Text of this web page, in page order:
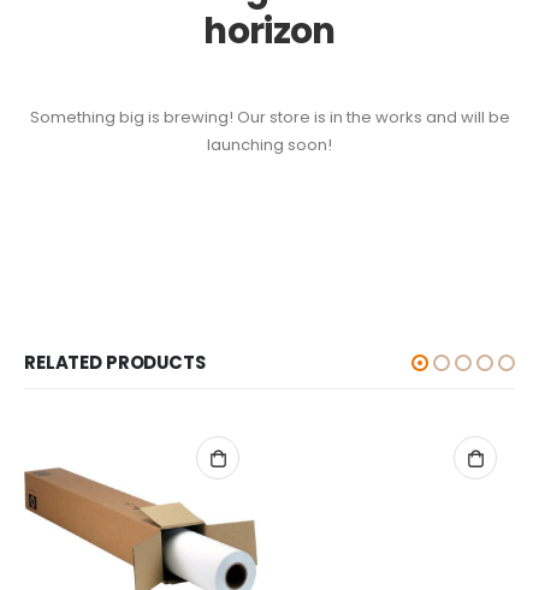
horizon
Something big is brewing! Our store is in the works and will be
launching soon!
RELATED PRODUCTS